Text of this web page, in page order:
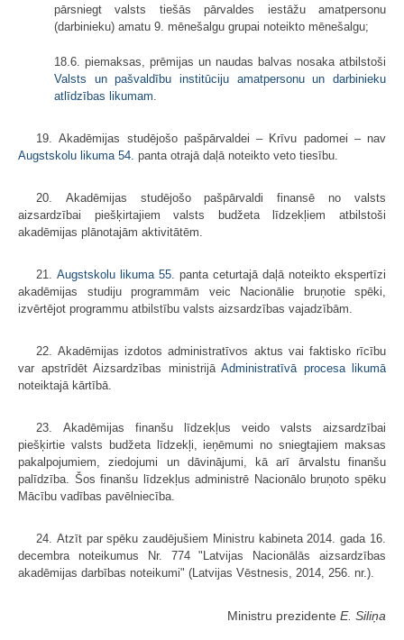
pārsniegt valsts tiešās pārvaldes iestāžu amatpersonu
(darbinieku) amatu 9. mēnešalgu grupai noteikto mēnešalgu;
18.6. piemaksas, prēmijas un naudas balvas nosaka atbilstoši
Valsts un pašvaldību institūciju amatpersonu un darbinieku
atlīdzības likumam
19. Akadēmijas studējošo pašpārvaldei – Krīvu padomei – nav
Augstskolu likuma 54. panta otrajā daļā noteikto veto tiesību.
20. Akadēmijas studējošo pašpārvaldi finansē no valsts
aizsardzībai piešķirtajiem valsts budžeta līdzekļiem atbilstoši
akadēmijas plānotajām aktivitātēm.
21. Augstskolu likuma 55. panta ceturtajā daļā noteikto ekspertīzi
akadēmijas studiju programmām veic Nacionālie bruņotie spēki,
izvērtējot programmu atbilstību valsts aizsardzības vajadzībām.
22. Akadēmijas izdotos administratīvos aktus vai faktisko rīcību
var apstrīdēt Aizsardzības ministrijā Administratīvā procesa likumā
noteiktajā kārtībā.
23. Akadēmijas finanšu līdzekļus veido valsts aizsardzībai
piešķirtie valsts budžeta līdzekļi, ieņēmumi no sniegtajiem maksas
pakalpojumiem, ziedojumi un dāvinājumi, kā arī ārvalstu finanšu
palīdzība. Šos finanšu līdzekļus administrē Nacionālo bruņoto spēku
Mācību vadības pavēlniecība.
24. Atzīt par spēku zaudējušiem Ministru kabineta 2014. gada 16.
decembra noteikumus Nr. 774 "Latvijas Nacionālās aizsardzības
akadēmijas darbības noteikumi" (Latvijas Vēstnesis, 2014, 256. nr.).
Ministru prezidente E. Siliņa